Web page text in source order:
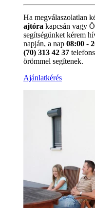
Ha megválaszolatlan
ajtóra kapcsán vagy
segítségünket kérem
napján, a nap 08:00 -
(70) 313 42 37
örömmel segítenek.
Ajánlatkérés